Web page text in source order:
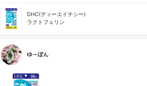
DHC(ディーエイチシー)
ラクトフェリン
ゆ～ぽん